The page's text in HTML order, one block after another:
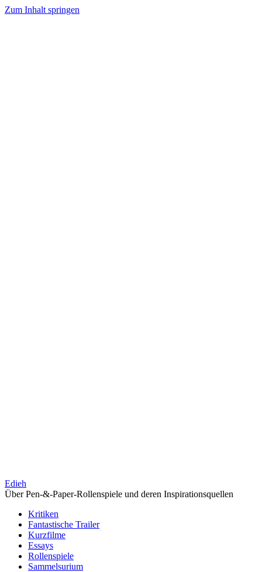
Zum Inhalt springen
Edieh
Über Pen-&-Paper-Rollenspiele und deren Inspirationsquellen
Kritiken
Fantastische Trailer
Kurzfilme
Essays
Rollenspiele
Sammelsurium